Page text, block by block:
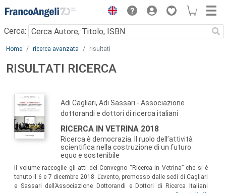
Menu
Cerca:
Main content
Home ricerca avanzata risultati
RISULTATI RICERCA
Adi Cagliari, Adi Sassari - Associazione
dottorandi e dottori di ricerca italiani
RICERCA IN VETRINA 2018
Ricerca è democrazia. Il ruolo dell’attività
scientifica nella costruzione di un futuro
equo e sostenibile
Il volume raccoglie gli atti del Convegno “Ricerca in Vetrina” che si è
tenuto il 6 e 7 dicembre 2018. L’evento, promosso dalle sedi di Cagliari
e Sassari dell’Associazione Dottorandi e Dottori di Ricerca Italiani